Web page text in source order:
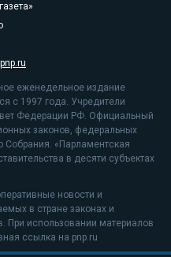
еженедельное издание
с 1997 года. Учредители
Федерации РФ. Официальный
законов, федеральных
Собрания. «Парламентская
в десяти субъектах
новости и
в стране законах и
При использовании материалов
ссылка на pnp.ru